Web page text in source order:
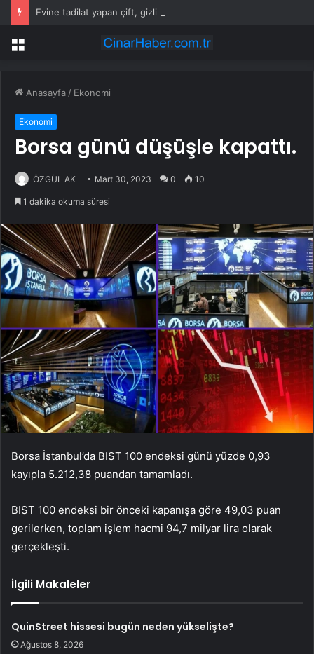
Menü
Anasayfa / Ekonomi
Ekonomi
Borsa günü düşüşle kapattı.
ÖZGÜL AK Mart 30, 2023 0 10
1 dakika okuma süresi
Borsa İstanbul’da BIST 100 endeksi günü yüzde 0,93
kayıpla 5.212,38 puandan tamamladı.
BIST 100 endeksi bir önceki kapanışa göre 49,03 puan
gerilerken, toplam işlem hacmi 94,7 milyar lira olarak
gerçekleşti.
İlgili Makaleler
QuinStreet hissesi bugün neden yükselişte?
Ağustos 8, 2026